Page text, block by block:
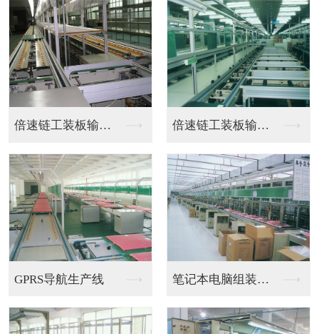
不锈钢皮带流水线 工位流水线
双边皮带流水线 双线皮带流水线